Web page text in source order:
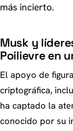
más incierto.
Musk y
Poilievre en
El apoyo de
criptográfica,
ha captado la
conocido por su